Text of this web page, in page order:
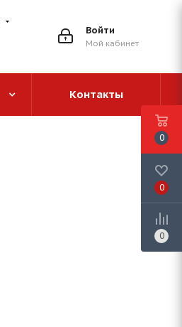
Войти
Мой кабинет
Контакты
0
0
0